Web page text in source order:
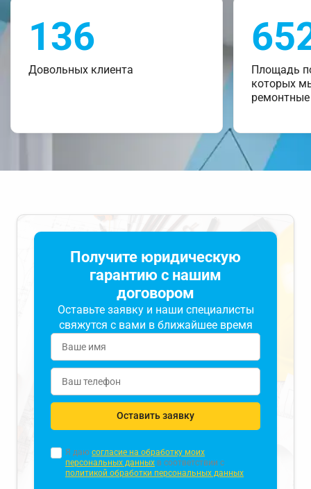
136
Довольных клиента
Площадь
которых
Получите юридическую
гарантию с нашим
договором
Оставьте заявку и наши специалисты
свяжутся с вами в ближайшее время
Оставить заявку
Я даю согласие на обработку моих
персональных данных в соответствии с
политикой обработки персональных данных